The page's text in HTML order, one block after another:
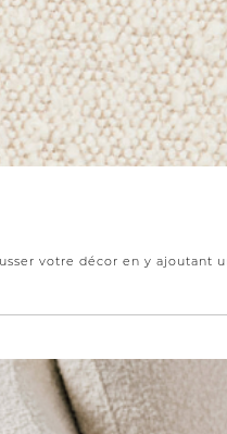
votre décor en y ajoutant